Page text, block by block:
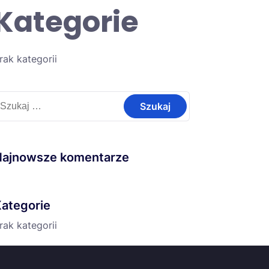
kategorii
komentarze
kategorii